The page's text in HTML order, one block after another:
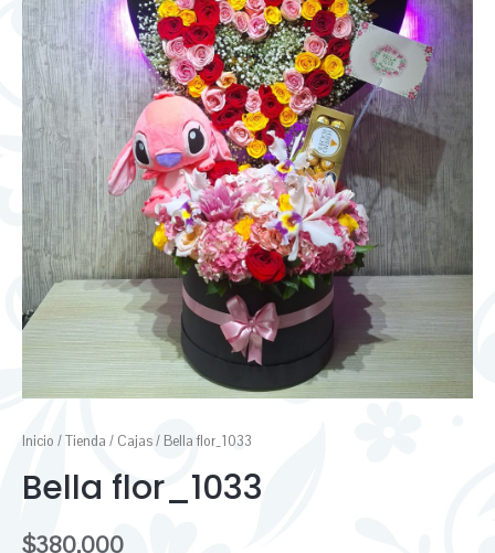
Inicio /Tienda / Cajas/ Bella flor_1033
Bella flor_1033
$380,000